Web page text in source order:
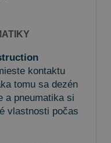
kontaktu
tomu sa dezén
a pneumatika si
vlastnosti počas